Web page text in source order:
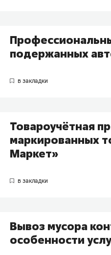
подержанных
Товароучётная
маркированных
Маркет»
Вывоз мусора
особенности